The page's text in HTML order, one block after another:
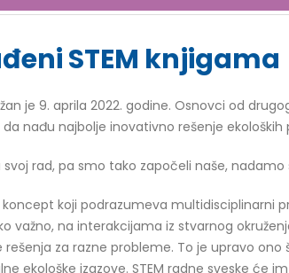
STEM knjigama
je 9. aprila 2022. godine. Osnovci od
nađu najbolje inovativno rešenje
rad, pa smo tako započeli naše,
koncept koji podrazumeva multidisciplinarni
važno, na interakcijama iz stvarnog
za razne probleme. To je upravo ono
ekološke izazove. STEM radne sveske će